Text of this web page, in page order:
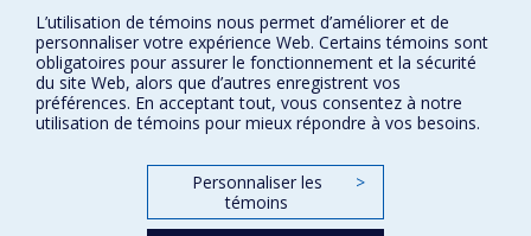
Signaler une erreur
Accessibilité
FACULTÉ DES ARTS ET DES SCIENCES
Nos centres d'études
L’utilisation de témoins nous permet d’améliorer et de
personnaliser votre expérience Web. Certains témoins sont
obligatoires pour assurer le fonctionnement et la sécurité
du site Web, alors que d’autres enregistrent vos
préférences. En acceptant tout, vous consentez à notre
utilisation de témoins pour mieux répondre à vos besoins.
Personnaliser les
témoins
>